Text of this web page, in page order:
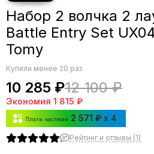
Набор 2 волчка 2
Battle Entry Set
Tomy
Купили менее 20 раз
10 285 ₽12 100 ₽
Экономия 1 815 ₽
Плати частями 2 571 ₽ x 4
Рейтинг и отзывы (1)